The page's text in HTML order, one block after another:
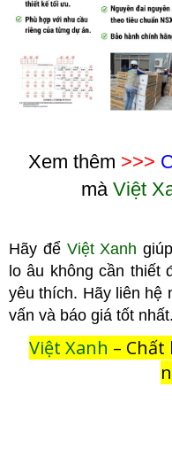
Xem thêm >>>
mà Việt
Hãy để Việt Xanh
lo âu không cần thiết
yêu thích. Hãy liên hệ
vấn và báo giá tốt nhất.
Việt Xanh –